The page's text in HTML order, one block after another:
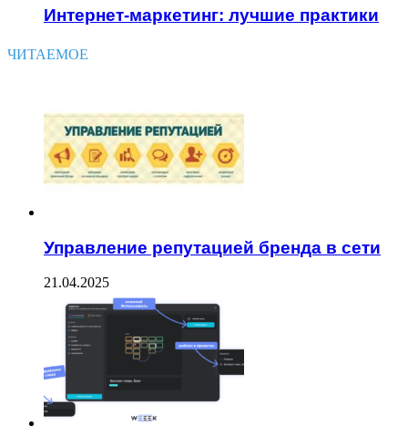
Интернет-маркетинг: лучшие практики
ЧИТАЕМОЕ
Управление репутацией бренда в сети
21.04.2025